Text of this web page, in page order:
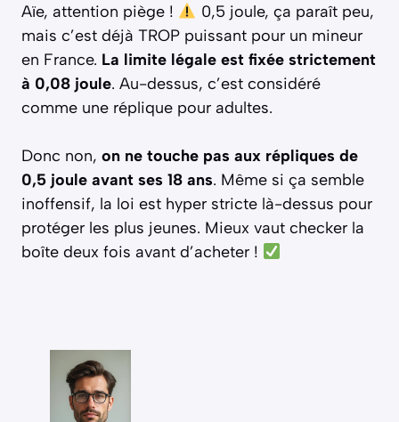
Aïe, attention piège !
0,5 joule, ça paraît peu,
mais c’est déjà TROP puissant pour un mineur
en France. La limite légale est fixée strictement
à 0,08 joule. Au-dessus, c’est considéré
comme une réplique pour adultes.
Donc non, on ne touche pas aux répliques de
0,5 joule avant ses 18 ans. Même si ça semble
inoffensif, la loi est hyper stricte là-dessus pour
protéger les plus jeunes. Mieux vaut checker la
boîte deux fois avant d’acheter !